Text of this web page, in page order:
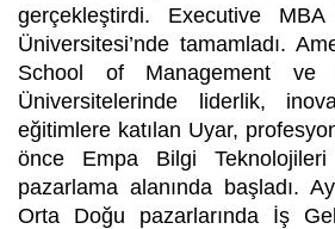
gerçekleştirdi. Executive MBA
Üniversitesi’nde tamamladı.
School of Management
Üniversitelerinde liderlik,
eğitimlere katılan Uyar,
önce Empa Bilgi
pazarlama alanında başladı.
Orta Doğu pazarlarında İş